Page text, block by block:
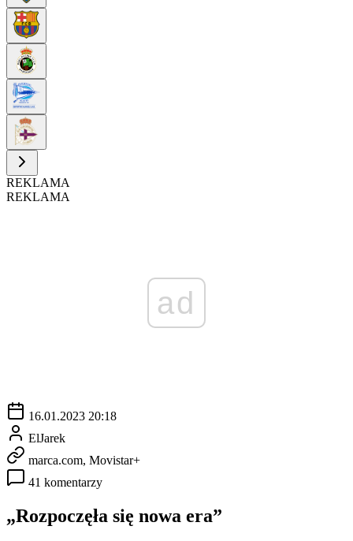
REKLAMA
REKLAMA
ad
16.01.2023 20:18
ElJarek
marca.com, Movistar+
41 komentarzy
„Rozpoczęła się nowa era”